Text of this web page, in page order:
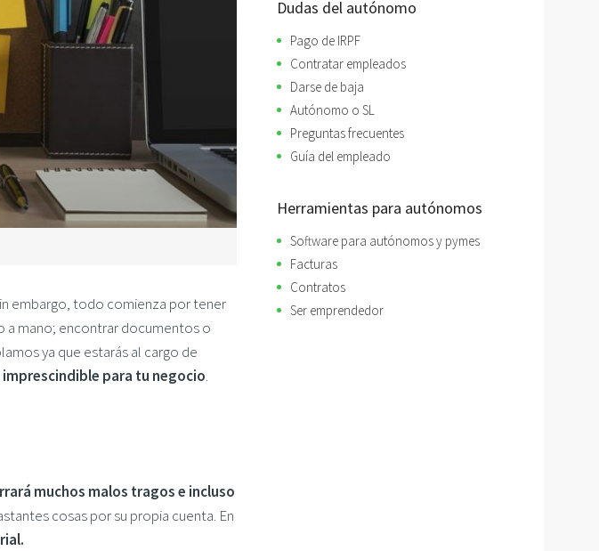
embargo, todo comienza por tener
mano; encontrar documentos o
ya que estarás al cargo de
para tu negocio.
muchos malos tragos e incluso
cosas por su propia cuenta. En
Dudas del autónomo
Pago de IRPF
Contratar empleados
Darse de baja
Autónomo o SL
Preguntas frecuentes
Guía del empleado
Herramientas para autónomos
Software para autónomos y pymes
Facturas
Contratos
Ser emprendedor